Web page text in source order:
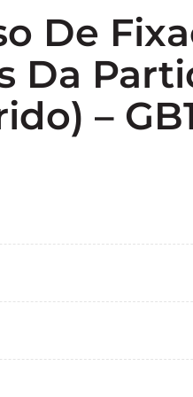
De
Da
–